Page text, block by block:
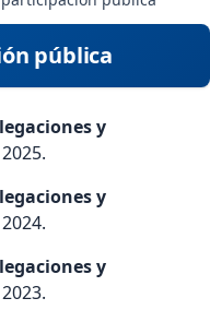
pública
y
y
y